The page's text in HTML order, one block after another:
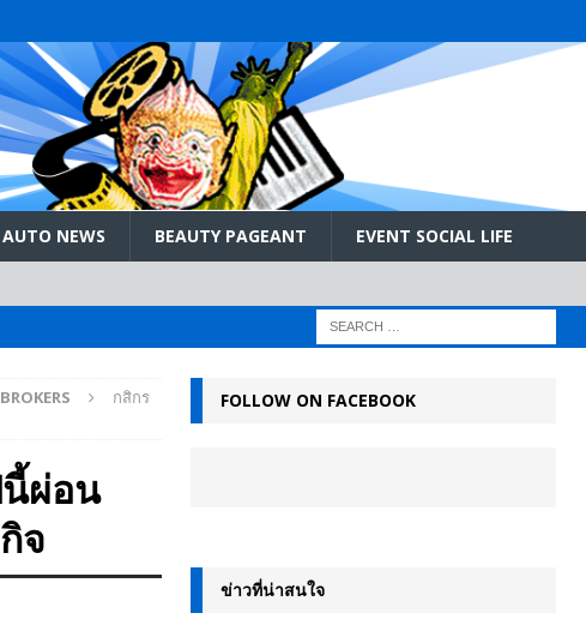
AUTO NEWS BEAUTY PAGEANT EVENT SOCIAL LIFE
กสิกร
ผ่อน
จ
FOLLOW ON FACEBOOK
ข่าวที่น่าสนใจ